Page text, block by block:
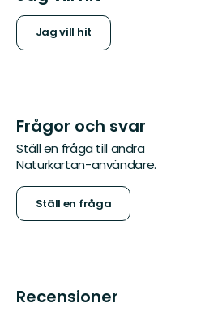
Jag vill hit
Frågor och svar
Ställ en fråga till andra
Naturkartan-användare.
Ställ en fråga
Recensioner